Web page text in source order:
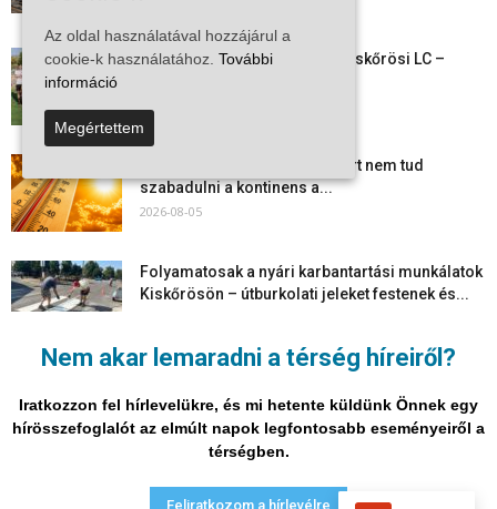
Nem akar lemaradni a térség híreiről?
Iratkozzon fel hírlevelükre, és mi hetente küldünk Önnek egy
hírösszefoglalót az elmúlt napok legfontosabb eseményeiről a
térségben.
Feliratkozom a hírlevélre
Megkezdte a felkészülést a Kiskőrösi LC –
Mi történik Európa felett? Ezért nem tud
szabadulni a kontinens a...
2026-08-05
Folyamatosak a nyári karbantartási munkálatok
Kiskőrösön – útburkolati jeleket festenek és...
Bács-Kiskun útjain –...
2026-08-04
Adatvédelmi nyilatkozat Médiaajánlat Impresszum
Az oldal használatával hozzájárul a
cookie-k használatához. További
információ
Megértettem